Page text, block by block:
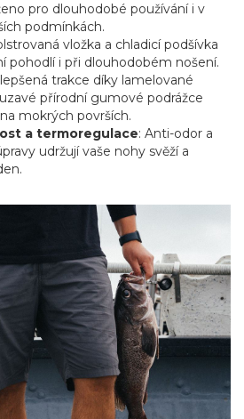
pro dlouhodobé používání i v
podmínkách.
vložka a chladicí podšívka
pohodlí i při dlouhodobém nošení.
trakce díky lamelované
přírodní gumové podrážce
mokrých površích.
a termoregulace: Anti-odor a
udržují vaše nohy svěží a